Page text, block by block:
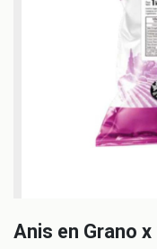
Anis en Grano x